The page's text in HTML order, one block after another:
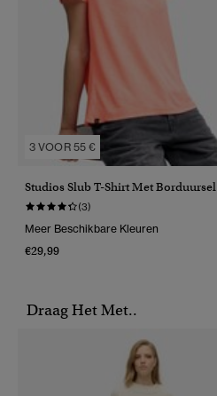
3 VOOR 55 €
Studios Slub T-Shirt Met Borduursel
(3)
Meer Beschikbare Kleuren
€29,99
Draag Het Met..